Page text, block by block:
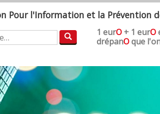
Pour l'Information et la Prévention
1 eurO + 1 eurO
drépanOque